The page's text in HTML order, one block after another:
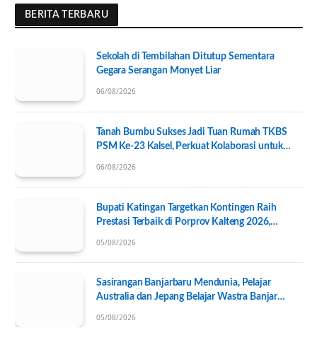
BERITA TERBARU
Sekolah di Tembilahan Ditutup Sementara
Gegara Serangan Monyet Liar
06/08/2026
Tanah Bumbu Sukses Jadi Tuan Rumah TKBS
PSM Ke-23 Kalsel, Perkuat Kolaborasi untuk
06/08/2026
Bupati Katingan Targetkan Kontingen Raih
Prestasi Terbaik di Porprov Kalteng 2026,
05/08/2026
Sasirangan Banjarbaru Mendunia, Pelajar
Australia dan Jepang Belajar Wastra Banjar
05/08/2026